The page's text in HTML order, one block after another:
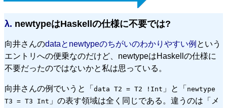
λ. newtypeはHaskellの仕様に不要では?
向井さんのdataとnewtypeのちがいのわかりやすい例 という
エントリへの便乗なのだけど、newtypeはHaskellの仕様に
不要だったのではないかと私は思っている。
向井さんの例でいうと「 data T2 = T2 !Int 」と「 newtype
T3 = T3 Int 」の表す領域は全く同じである。違うのは「メ